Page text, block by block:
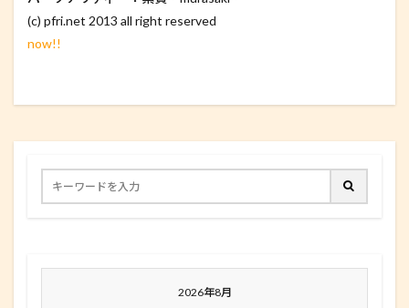
(c) pfri.net 2013 all right reserved
now!!
2026年8月